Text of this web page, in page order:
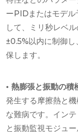
ーPIDまたはモデ
して、ミリ秒レベ
±0.5%以内に制御
保します。
• 熱膨張と振動の積
発生する摩擦熱と
な難病です。イン
と振動監視モジュ